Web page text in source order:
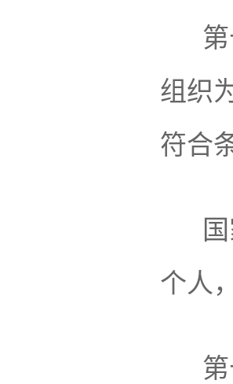
组织
符合
个人